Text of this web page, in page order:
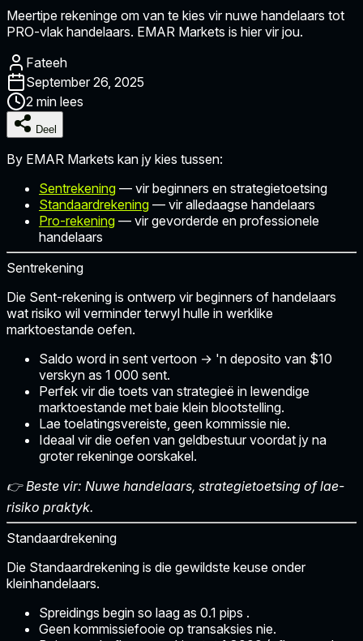
Meertipe rekeninge om van te kies vir nuwe handelaars tot
PRO-vlak handelaars. EMAR Markets is hier vir jou.
Fateeh
September 26, 2025
2 min lees
Deel
By EMAR Markets kan jy kies tussen:
Sentrekening — vir beginners en strategietoetsing
Standaardrekening — vir alledaagse handelaars
Pro-rekening — vir gevorderde en professionele
handelaars
Sentrekening
Die Sent-rekening is ontwerp vir beginners of handelaars
wat risiko wil verminder terwyl hulle in werklike
marktoestande oefen.
Saldo word in sent vertoon → 'n deposito van $10
verskyn as 1 000 sent.
Perfek vir die toets van strategieë in lewendige
marktoestande met baie klein blootstelling.
Lae toelatingsvereiste, geen kommissie nie.
Ideaal vir die oefen van geldbestuur voordat jy na
groter rekeninge oorskakel.
👉 Beste vir: Nuwe handelaars, strategietoetsing of lae-
risiko praktyk.
Standaardrekening
Die Standaardrekening is die gewildste keuse onder
kleinhandelaars.
Spreidings begin so laag as 0.1 pips .
Geen kommissiefooie op transaksies nie.